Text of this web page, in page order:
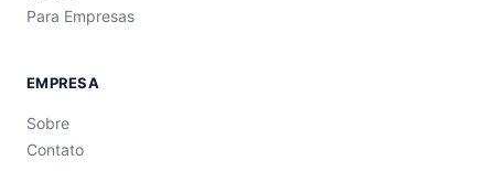
Para Empresas
EMPRESA
Sobre
Contato